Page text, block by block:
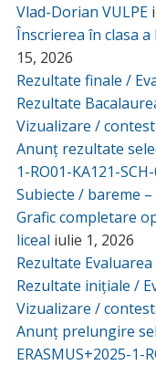
Vlad-Dorian VULPE
Înscrierea în clasa a
15, 2026
Rezultate finale /
Rezultate
Vizualizare /
Anunț rezultate
1-RO01-KA121-
Subiecte / bareme –
Grafic completare
liceal iulie 1, 2026
Rezultate
Rezultate inițiale /
Vizualizare /
Anunț prelungire
ERASMUS+2025-1-